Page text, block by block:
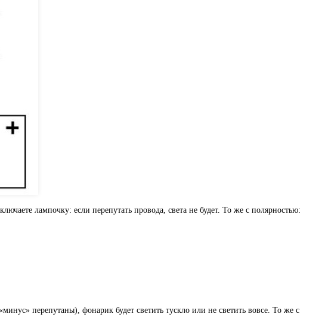
лампочку: если перепутать провода, света не будет. То же с полярностью:
перепутаны), фонарик будет светить тускло или не светить вовсе. То же с